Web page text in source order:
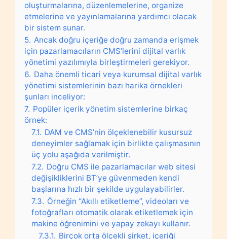
oluşturmalarına, düzenlemelerine, organize
etmelerine ve yayınlamalarına yardımcı olacak
bir sistem sunar.
5. Ancak doğru içeriğe doğru zamanda erişmek
için pazarlamacıların CMS’lerini dijital varlık
yönetimi yazılımıyla birleştirmeleri gerekiyor.
6. Daha önemli ticari veya kurumsal dijital varlık
yönetimi sistemlerinin bazı harika örnekleri
şunları inceliyor:
7. Popüler içerik yönetim sistemlerine birkaç
örnek:
7.1. DAM ve CMS’nin ölçeklenebilir kusursuz
deneyimler sağlamak için birlikte çalışmasının
üç yolu aşağıda verilmiştir.
7.2. Doğru CMS ile pazarlamacılar web sitesi
değişikliklerini BT’ye güvenmeden kendi
başlarına hızlı bir şekilde uygulayabilirler.
7.3. Örneğin “Akıllı etiketleme”, videoları ve
fotoğrafları otomatik olarak etiketlemek için
makine öğrenimini ve yapay zekayı kullanır.
7.3.1. Birçok orta ölçekli şirket, içeriği